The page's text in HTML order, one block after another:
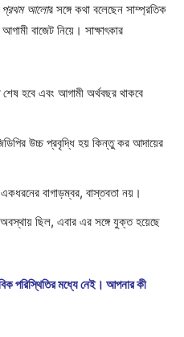
আলোর সঙ্গে কথা বলেছেন সাম্প্রতিক
বাজেট নিয়ে। সাক্ষাৎকার
হবে এবং আগামী অর্থবছর থাকবে
উচ্চ প্রবৃদ্ধি হয় কিন্তু কর আদায়ের
বাগাড়ম্বর, বাস্তবতা নয়।
ছিল, এবার এর সঙ্গে যুক্ত হয়েছে
পরিস্থিতির মধ্যে নেই। আপনার কী